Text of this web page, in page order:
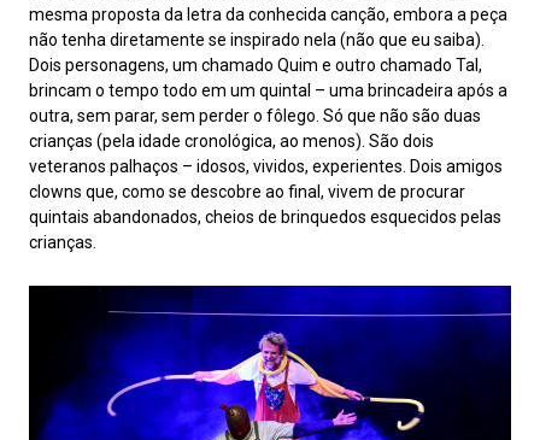
mesma proposta da letra da conhecida canção, embora a peça
não tenha diretamente se inspirado nela (não que eu saiba).
Dois personagens, um chamado Quim e outro chamado Tal,
brincam o tempo todo em um quintal – uma brincadeira após a
outra, sem parar, sem perder o fôlego. Só que não são duas
crianças (pela idade cronológica, ao menos). São dois
veteranos palhaços – idosos, vividos, experientes. Dois amigos
clowns que, como se descobre ao final, vivem de procurar
quintais abandonados, cheios de brinquedos esquecidos pelas
crianças.